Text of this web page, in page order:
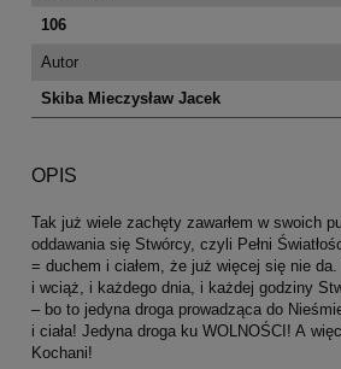
106
Autor
Skiba Mieczysław Jacek
OPIS
Tak już wiele zachęty zawarłem w swoich
oddawania się Stwórcy, czyli Pełni
= duchem i ciałem, że już więcej się nie
i wciąż, i każdego dnia, i każdej godziny
– bo to jedyna droga prowadząca do
i ciała! Jedyna droga ku WOLNOŚCI! A
Kochani!